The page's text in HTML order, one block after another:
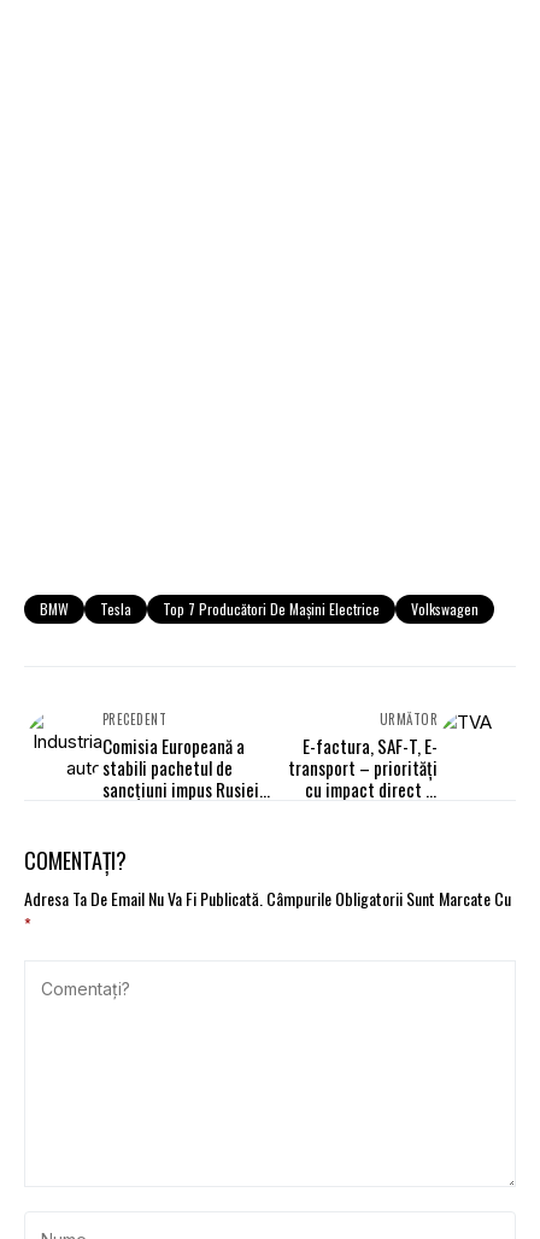
BMW Tesla Top 7 Producători De Mașini Electrice Volkswagen
PRECEDENT
Comisia Europeană a
stabili pachetul de
sancțiuni impus Rusiei.
URMĂTOR
E-factura, SAF-T, E-
transport – priorități
cu impact direct în
COMENTAȚI?
Adresa Ta De Email Nu Va Fi Publicată.Câmpurile Obligatorii Sunt Marcate Cu
*